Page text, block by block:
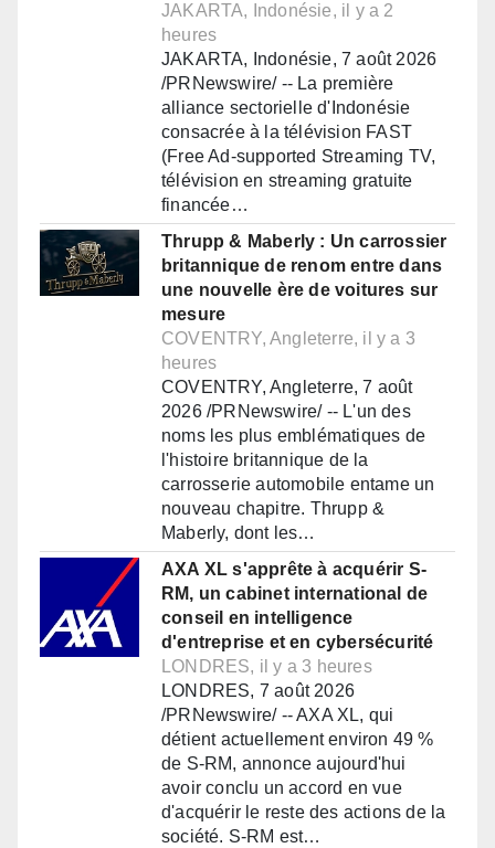
JAKARTA, Indonésie, il y a 2
heures
JAKARTA, Indonésie, 7 août 2026
/PRNewswire/ -- La première
alliance sectorielle d'Indonésie
consacrée à la télévision FAST
(Free Ad-supported Streaming TV,
télévision en streaming gratuite
financée…
Thrupp & Maberly : Un carrossier
britannique de renom entre dans
une nouvelle ère de voitures sur
mesure
COVENTRY, Angleterre, il y a 3
heures
COVENTRY, Angleterre, 7 août
2026 /PRNewswire/ -- L'un des
noms les plus emblématiques de
l'histoire britannique de la
carrosserie automobile entame un
nouveau chapitre. Thrupp &
Maberly, dont les…
AXA XL s'apprête à acquérir S-
RM, un cabinet international de
conseil en intelligence
d'entreprise et en cybersécurité
LONDRES, il y a 3 heures
LONDRES, 7 août 2026
/PRNewswire/ -- AXA XL, qui
détient actuellement environ 49 %
de S-RM, annonce aujourd'hui
avoir conclu un accord en vue
d'acquérir le reste des actions de la
société. S-RM est…